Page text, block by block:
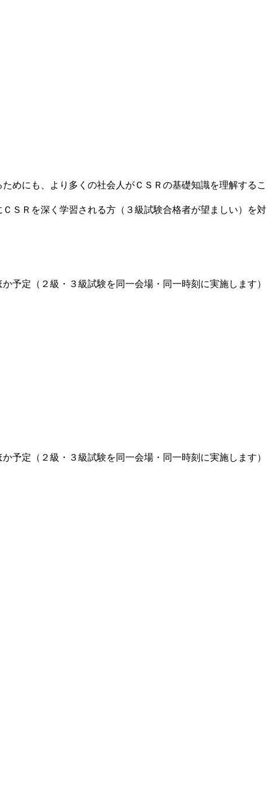
めにも、より多くの社会人がＣＳＲの基礎知識を理解するこ
ＳＲを深く学習される方（３級試験合格者が望ましい）を対
予定（２級・３級試験を同一会場・同一時刻に実施します）
予定（２級・３級試験を同一会場・同一時刻に実施します）